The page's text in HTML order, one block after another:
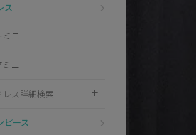
ス
ミニ
ミニ
レス詳細検索
ピース